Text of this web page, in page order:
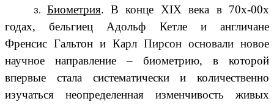
Биометрия. В конце XIX века в 70х-00х
годах, бельгиец Адольф Кетле и англичане
Френсис Гальтон и Карл Пирсон основали новое
научное направление – биометрию, в которой
впервые стала систематически и количественно
изучаться неопределенная изменчивость живых